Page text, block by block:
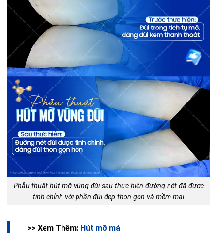
Phẫu thuật hút mỡ vùng đùi sau thực hiện đường nét đã được
tinh chỉnh với phần đùi đẹp thon gọn và mềm mại
>> Xem Thêm: Hút mỡ má